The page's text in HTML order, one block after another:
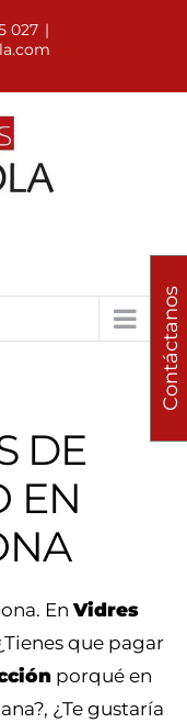
027 |
DE
EN
EnVidres
que pagar
porqué en
¿Te gustaría
Contáctanos